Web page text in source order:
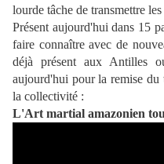
lourde tâche de transmettre
Présent aujourd'hui dans 15
faire connaître avec de
déjà présent aux Antilles
aujourd'hui pour la remise du
la collectivité :
L'Art martial amazonien